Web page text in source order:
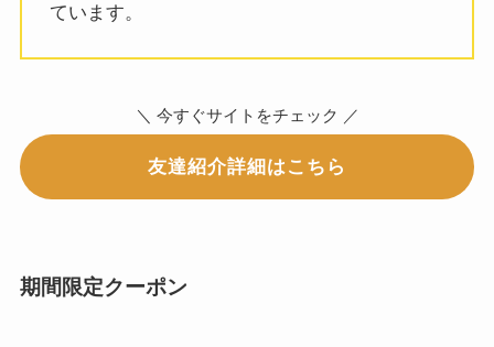
ています。
＼ 今すぐサイトをチェック ／
友達紹介詳細はこちら
期間限定クーポン